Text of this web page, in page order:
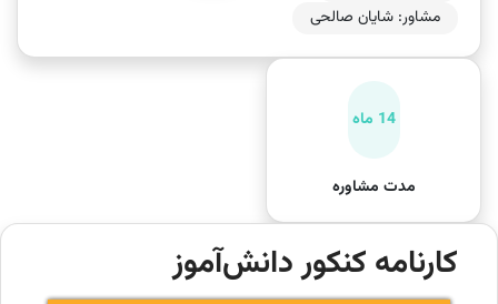
مشاور: شایان صالحی
14 ماه
مدت مشاوره
کارنامه کنکور دانش‌آموز